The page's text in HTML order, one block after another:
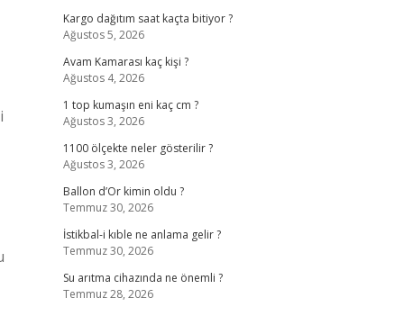
Kargo dağıtım saat kaçta bitiyor ?
Ağustos 5, 2026
Avam Kamarası kaç kişi ?
Ağustos 4, 2026
1 top kumaşın eni kaç cm ?
Ağustos 3, 2026
1100 ölçekte neler gösterilir ?
Ağustos 3, 2026
Ballon d’Or kimin oldu ?
Temmuz 30, 2026
İstikbal-i kıble ne anlama gelir ?
Temmuz 30, 2026
Su arıtma cihazında ne önemli ?
Temmuz 28, 2026